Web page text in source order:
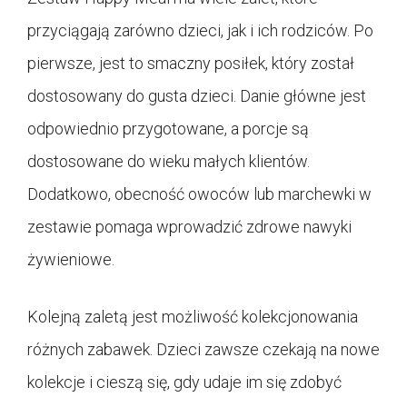
przyciągają zarówno dzieci, jak i ich rodziców. Po
pierwsze, jest to smaczny posiłek, który został
dostosowany do gusta dzieci. Danie główne jest
odpowiednio przygotowane, a porcje są
dostosowane do wieku małych klientów.
Dodatkowo, obecność owoców lub marchewki w
zestawie pomaga wprowadzić zdrowe nawyki
żywieniowe.
Kolejną zaletą jest możliwość kolekcjonowania
różnych zabawek. Dzieci zawsze czekają na nowe
kolekcje i cieszą się, gdy udaje im się zdobyć